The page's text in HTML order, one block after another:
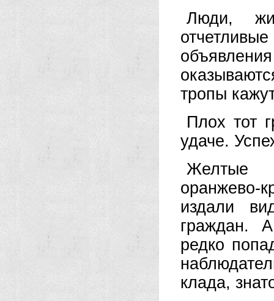
Люди,
тропы
Плох тот
удаче.
Желтые
оранжево-
издали
граждан.
редко
клада,